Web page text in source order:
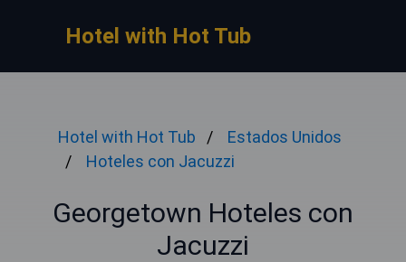
Hotel with Hot Tub
Hotel with Hot Tub
Estados Unidos
Hoteles con Jacuzzi
Georgetown Hoteles con
Jacuzzi